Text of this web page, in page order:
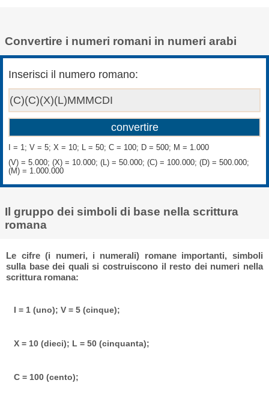
Convertire i numeri romani in numeri arabi
Inserisci il numero romano:
I = 1; V = 5; X = 10; L = 50; C = 100; D = 500; M = 1.000
(V) = 5.000; (X) = 10.000; (L) = 50.000; (C) = 100.000; (D) = 500.000;
(M) = 1.000.000
Il gruppo dei simboli di base nella scrittura
romana
Le cifre (i numeri, i numerali) romane importanti, simboli
sulla base dei quali si costruiscono il resto dei numeri nella
scrittura romana:
I = 1 (uno); V = 5 (cinque);
X = 10 (dieci); L = 50 (cinquanta);
C = 100 (cento);